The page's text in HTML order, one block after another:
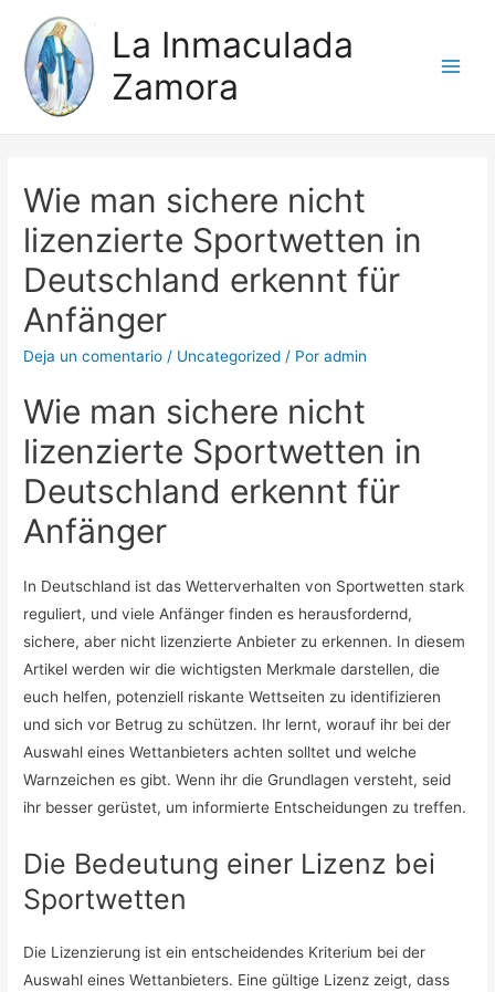
La Inmaculada
Zamora
Wie man sichere nicht
lizenzierte Sportwetten in
Deutschland erkennt für
Anfänger
Deja un comentario / Uncategorized / Poradmin
Wie man sichere nicht
lizenzierte Sportwetten in
Deutschland erkennt für
Anfänger
In Deutschland ist das Wetterverhalten von Sportwetten stark
reguliert, und viele Anfänger finden es herausfordernd,
sichere, aber nicht lizenzierte Anbieter zu erkennen. In diesem
Artikel werden wir die wichtigsten Merkmale darstellen, die
euch helfen, potenziell riskante Wettseiten zu identifizieren
und sich vor Betrug zu schützen. Ihr lernt, worauf ihr bei der
Auswahl eines Wettanbieters achten solltet und welche
Warnzeichen es gibt. Wenn ihr die Grundlagen versteht, seid
ihr besser gerüstet, um informierte Entscheidungen zu treffen.
Die Bedeutung einer Lizenz bei
Sportwetten
Die Lizenzierung ist ein entscheidendes Kriterium bei der
Auswahl eines Wettanbieters. Eine gültige Lizenz zeigt, dass